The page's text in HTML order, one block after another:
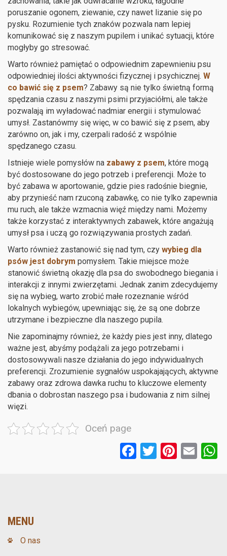
poruszanie ogonem, ziewanie, czy nawet lizanie się po
pysku. Rozumienie tych znaków pozwala nam lepiej
komunikować się z naszym pupilem i unikać sytuacji, które
mogłyby go stresować.
Warto również pamiętać o odpowiednim zapewnieniu psu
odpowiedniej ilości aktywności fizycznej i psychicznej. W
co bawić się z psem? Zabawy są nie tylko świetną formą
spędzania czasu z naszymi psimi przyjaciółmi, ale także
pozwalają im wyładować nadmiar energii i stymulować
umysł. Zastanówmy się więc, w co bawić się z psem, aby
zarówno on, jak i my, czerpali radość z wspólnie
spędzanego czasu.
Istnieje wiele pomysłów na zabawy z psem, które mogą
być dostosowane do jego potrzeb i preferencji. Może to
być zabawa w aportowanie, gdzie pies radośnie biegnie,
aby przynieść nam rzuconą zabawkę, co nie tylko zapewnia
mu ruch, ale także wzmacnia więź między nami. Możemy
także korzystać z interaktywnych zabawek, które angażują
umysł psa i uczą go rozwiązywania prostych zadań.
Warto również zastanowić się nad tym, czy wybieg dla
psów jest dobrym pomysłem. Takie miejsce może
stanowić świetną okazję dla psa do swobodnego biegania i
interakcji z innymi zwierzętami. Jednak zanim zdecydujemy
się na wybieg, warto zrobić małe rozeznanie wśród
lokalnych wybiegów, upewniając się, że są one dobrze
utrzymane i bezpieczne dla naszego pupila.
Nie zapominajmy również, że każdy pies jest inny, dlatego
ważne jest, abyśmy podążali za jego potrzebami i
dostosowywali nasze działania do jego indywidualnych
preferencji. Zrozumienie sygnałów uspokajających, aktywne
zabawy oraz zdrowa dawka ruchu to kluczowe elementy
dbania o dobrostan naszego psa i budowania z nim silnej
więzi.
Oceń page
F T Pi E
MENU
O nas